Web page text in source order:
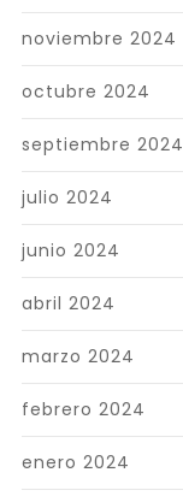
noviembre 2024
octubre 2024
septiembre 2024
julio 2024
junio 2024
abril 2024
marzo 2024
febrero 2024
enero 2024